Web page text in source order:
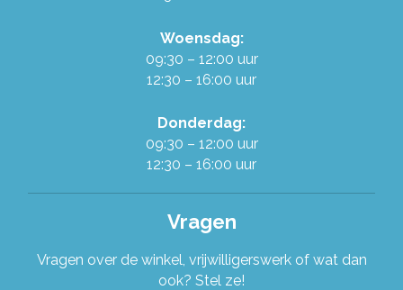
Stel je vraag!
Woensdag:
09:30 – 12:00 uur
12:30 – 16:00 uur
Donderdag:
09:30 – 12:00 uur
12:30 – 16:00 uur
Vragen
Vragen over de winkel, vrijwilligerswerk of wat dan
ook? Stel ze!